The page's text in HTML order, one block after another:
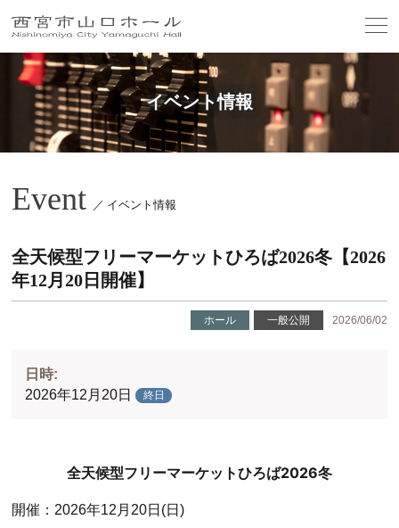
イベント情報
Event ／ イベント情報
全天候型フリーマーケットひろば2026冬【2026
年12月20日開催】
ホール 一般公開 2026/06/02
日時:
2026年12月20日
終日
全天候型フリーマーケットひろば2026冬
開催：2026年12月20日(日)